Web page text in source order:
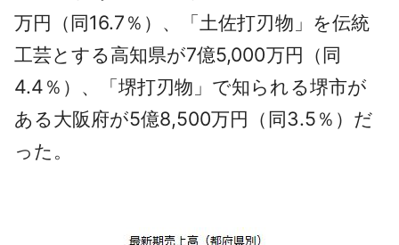
万円（同16.7％）、「土佐打刃物」を伝統
工芸とする高知県が7億5,000万円（同
4.4％）、「堺打刃物」で知られる堺市が
ある大阪府が5億8,500万円（同3.5％）だ
った。